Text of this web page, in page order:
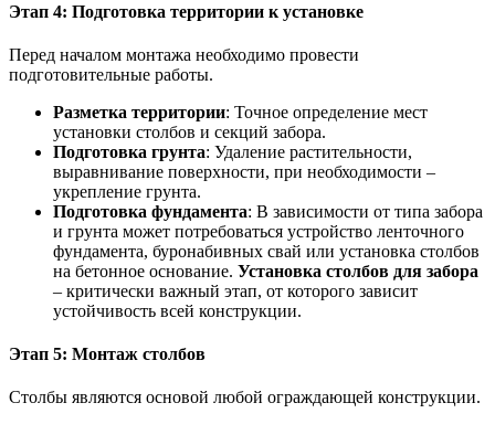
Этап 4: Подготовка территории к установке
Перед началом монтажа необходимо провести
подготовительные работы.
Разметка территории: Точное определение мест
установки столбов и секций забора.
Подготовка грунта: Удаление растительности,
выравнивание поверхности, при необходимости –
укрепление грунта.
Подготовка фундамента: В зависимости от типа забора
и грунта может потребоваться устройство ленточного
фундамента, буронабивных свай или установка столбов
на бетонное основание. Установка столбов для забора
– критически важный этап, от которого зависит
устойчивость всей конструкции.
Этап 5: Монтаж столбов
Столбы являются основой любой ограждающей конструкции.